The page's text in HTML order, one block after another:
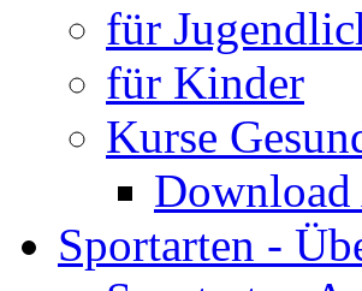
für
für Kinder
Kurse
Download
Sportarten -